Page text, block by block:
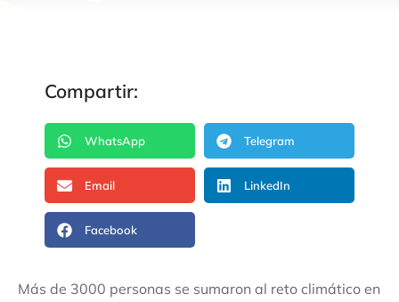
Más de 3000 personas se sumaron al reto climático en
Compartir:
WhatsApp Telegram
Email LinkedIn
Facebook